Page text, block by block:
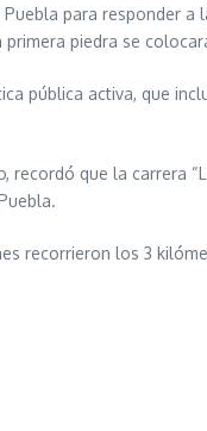
para responder
piedra se
pública activa, que
recordó que la carrera
recorrieron los 3